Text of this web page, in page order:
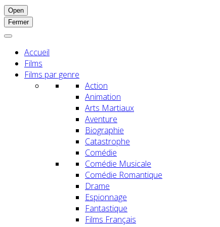
Open
Fermer
Accueil
Films
Films par genre
Action
Animation
Arts Martiaux
Aventure
Biographie
Catastrophe
Comédie
Comédie Musicale
Comédie Romantique
Drame
Espionnage
Fantastique
Films Français